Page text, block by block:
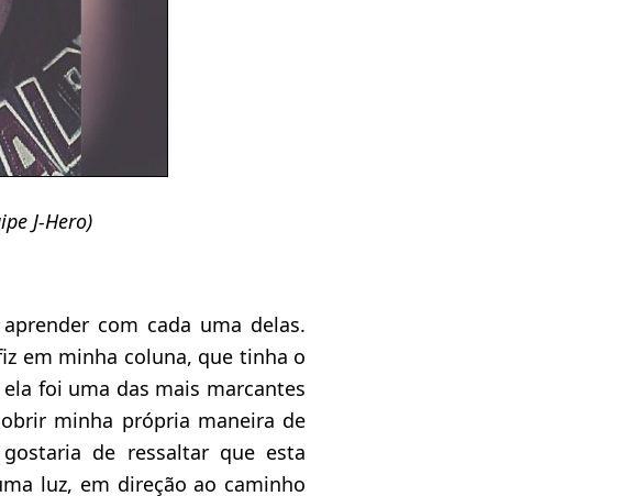
J-Hero)
com cada uma delas.
em minha coluna, que tinha o
ela foi uma das mais marcantes
minha própria maneira de
de ressaltar que esta
luz, em direção ao caminho